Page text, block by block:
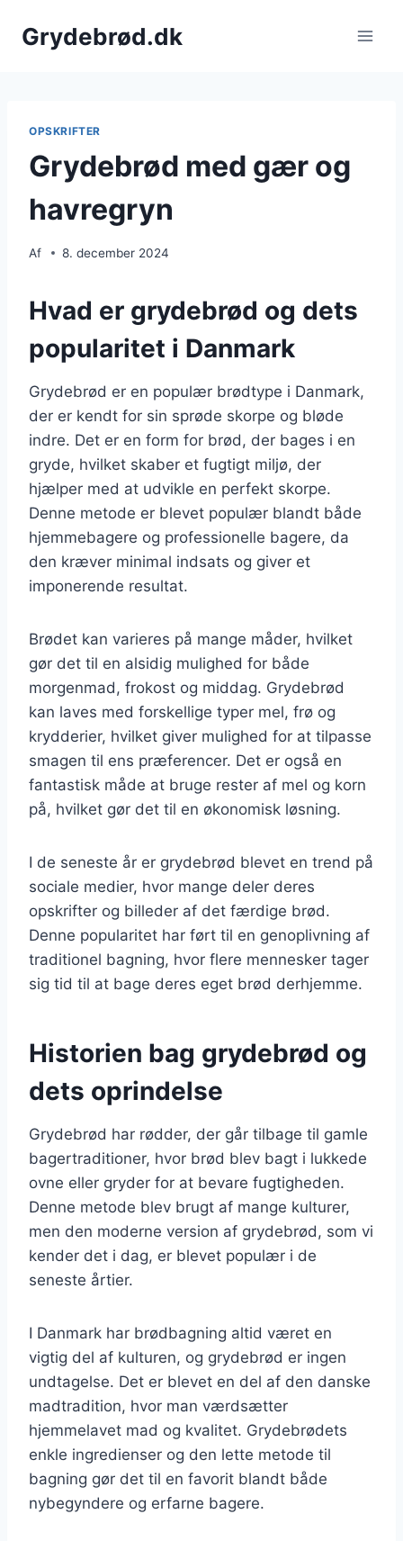
Grydebrød.dk
OPSKRIFTER
Grydebrød med gær og
havregryn
Af 8. december 2024
Hvad er grydebrød og dets
popularitet i Danmark
Grydebrød er en populær brødtype i Danmark,
der er kendt for sin sprøde skorpe og bløde
indre. Det er en form for brød, der bages i en
gryde, hvilket skaber et fugtigt miljø, der
hjælper med at udvikle en perfekt skorpe.
Denne metode er blevet populær blandt både
hjemmebagere og professionelle bagere, da
den kræver minimal indsats og giver et
imponerende resultat.
Brødet kan varieres på mange måder, hvilket
gør det til en alsidig mulighed for både
morgenmad, frokost og middag. Grydebrød
kan laves med forskellige typer mel, frø og
krydderier, hvilket giver mulighed for at tilpasse
smagen til ens præferencer. Det er også en
fantastisk måde at bruge rester af mel og korn
på, hvilket gør det til en økonomisk løsning.
I de seneste år er grydebrød blevet en trend på
sociale medier, hvor mange deler deres
opskrifter og billeder af det færdige brød.
Denne popularitet har ført til en genoplivning af
traditionel bagning, hvor flere mennesker tager
sig tid til at bage deres eget brød derhjemme.
Historien bag grydebrød og
dets oprindelse
Grydebrød har rødder, der går tilbage til gamle
bagertraditioner, hvor brød blev bagt i lukkede
ovne eller gryder for at bevare fugtigheden.
Denne metode blev brugt af mange kulturer,
men den moderne version af grydebrød, som vi
kender det i dag, er blevet populær i de
seneste årtier.
I Danmark har brødbagning altid været en
vigtig del af kulturen, og grydebrød er ingen
undtagelse. Det er blevet en del af den danske
madtradition, hvor man værdsætter
hjemmelavet mad og kvalitet. Grydebrødets
enkle ingredienser og den lette metode til
bagning gør det til en favorit blandt både
nybegyndere og erfarne bagere.